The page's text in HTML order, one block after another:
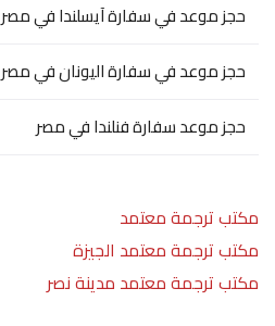
حجز موعد في سفارة آيسلندا في مصر
حجز موعد في سفارة اليونان في مصر
حجز موعد سفارة فنلندا في مصر
مكتب ترجمة معتمد
مكتب ترجمة معتمد الجيزة
مكتب ترجمة معتمد مدينة نصر